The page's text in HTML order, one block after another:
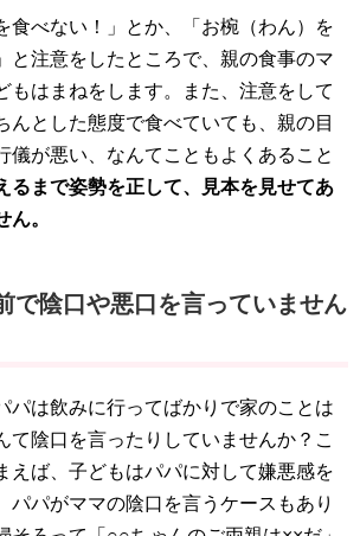
食べない！」とか、「お椀（わん）を
と注意をしたところで、親の食事のマ
もはまねをします。また、注意をして
んとした態度で食べていても、親の目
儀が悪い、なんてこともよくあること
るまで姿勢を正して、見本を見せてあ
ん。
で陰口や悪口を言っていません
パは飲みに行ってばかりで家のことは
て陰口を言ったりしていませんか？こ
えば、子どもはパパに対して嫌悪感を
パパがママの陰口を言うケースもあり